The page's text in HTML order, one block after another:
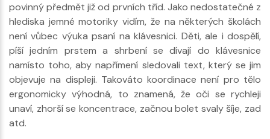
povinný předmět již od prvních tříd. Jako nedostatečné z
hlediska jemné motoriky vidím, že na některých školách
není vůbec výuka psaní na klávesnici. Děti, ale i dospělí,
píší jedním prstem a shrbení se dívají do klávesnice
namísto toho, aby napřímení sledovali text, který se jim
objevuje na displeji. Takováto koordinace není pro tělo
ergonomicky výhodná, to znamená, že oči se rychleji
unaví, zhorší se koncentrace, začnou bolet svaly šíje, zad
atd.